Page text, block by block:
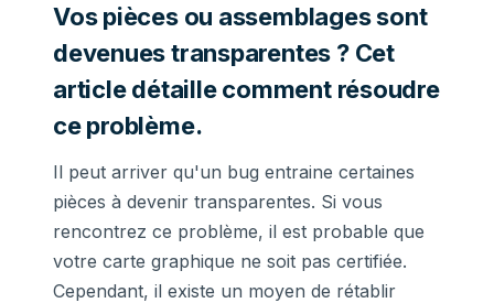
Vos pièces ou assemblages sont
devenues transparentes ? Cet
article détaille comment résoudre
ce problème.
Il peut arriver qu'un bug entraine certaines
pièces à devenir transparentes. Si vous
rencontrez ce problème, il est probable que
votre carte graphique ne soit pas certifiée.
Cependant, il existe un moyen de rétablir